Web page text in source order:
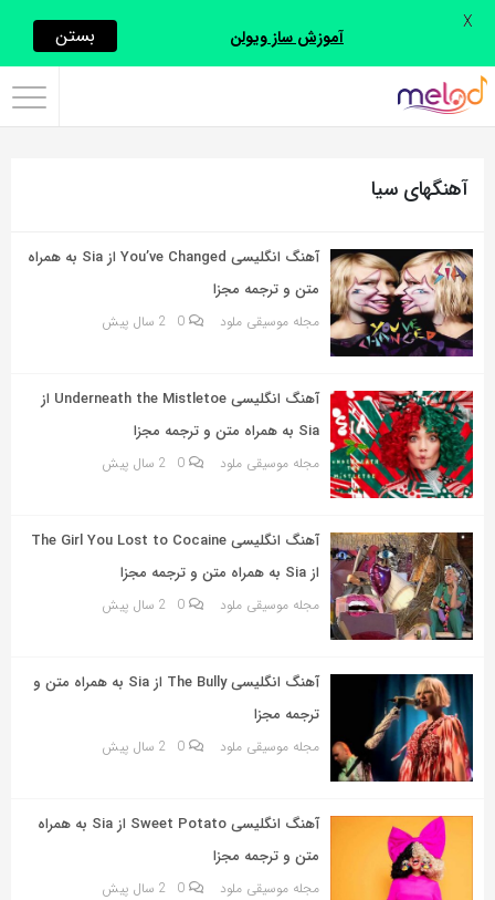
اشتراک
با
از
زیر
می‌توانید
این
صفحه
با
دوستان
خود
به
اشتراک
بگذارید.
کپی
آهنگهای سیا
آهنگ انگلیسی You’ve Changed از Sia به همراه
متن و ترجمه مجزا
مجله موسیقی ملود 0 2 سال پیش
آهنگ انگلیسی Underneath the Mistletoe از
Sia به همراه متن و ترجمه مجزا
مجله موسیقی ملود 0 2 سال پیش
آهنگ انگلیسی The Girl You Lost to Cocaine
از Sia به همراه متن و ترجمه مجزا
مجله موسیقی ملود 0 2 سال پیش
آهنگ انگلیسی The Bully از Sia به همراه متن و
ترجمه مجزا
مجله موسیقی ملود 0 2 سال پیش
آهنگ انگلیسی Sweet Potato از Sia به همراه
متن و ترجمه مجزا
مجله موسیقی ملود 0 2 سال پیش
آموزش ساز ویولن بستن X